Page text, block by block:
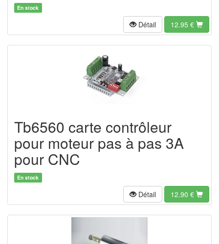
En stock
Détail 12.95 €
Tb6560 carte contrôleur
pour moteur pas à pas 3A
pour CNC
En stock
Détail 12.90 €